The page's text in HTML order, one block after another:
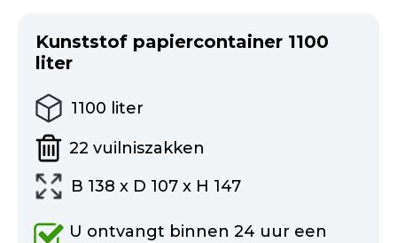
Kunststof papiercontainer 1100
liter
1100 liter
22 vuilniszakken
B 138 x D 107 x H 147
U ontvangt binnen 24 uur een